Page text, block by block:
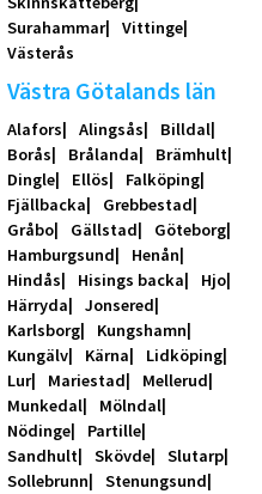
Surahammar
Vittinge
Västerås
Västra Götalands län
Alafors Alingsås
Billdal
Borås
Brålanda
Brämhult
Dingle
Ellös
Falköping
Fjällbacka
Grebbestad
Gråbo
Gällstad
Göteborg
Hamburgsund
Henån
Hindås
Hisings backa
Hjo
Härryda
Jonsered
Karlsborg
Kungshamn
Kungälv
Kärna
Lidköping
Lur
Mariestad
Mellerud
Munkedal
Mölndal
Nödinge
Partille
Sandhult
Skövde
Slutarp
Sollebrunn
Stenungsund